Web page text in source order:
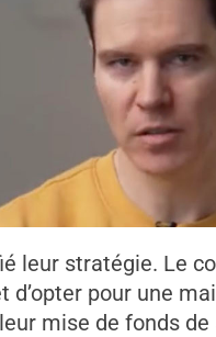
leur stratégie. Le
d’opter pour une
mise de fonds de